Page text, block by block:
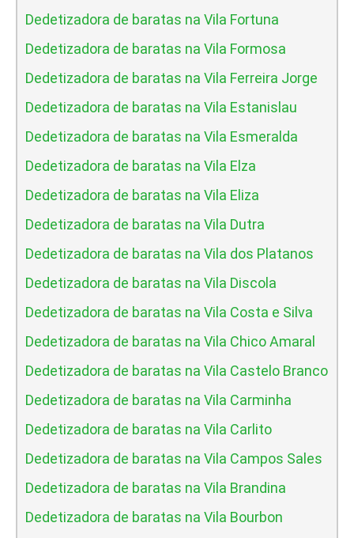
Dedetizadora de baratas na Vila Fortuna
Dedetizadora de baratas na Vila Formosa
Dedetizadora de baratas na Vila Ferreira Jorge
Dedetizadora de baratas na Vila Estanislau
Dedetizadora de baratas na Vila Esmeralda
Dedetizadora de baratas na Vila Elza
Dedetizadora de baratas na Vila Eliza
Dedetizadora de baratas na Vila Dutra
Dedetizadora de baratas na Vila dos Platanos
Dedetizadora de baratas na Vila Discola
Dedetizadora de baratas na Vila Costa e Silva
Dedetizadora de baratas na Vila Chico Amaral
Dedetizadora de baratas na Vila Castelo Branco
Dedetizadora de baratas na Vila Carminha
Dedetizadora de baratas na Vila Carlito
Dedetizadora de baratas na Vila Campos Sales
Dedetizadora de baratas na Vila Brandina
Dedetizadora de baratas na Vila Bourbon